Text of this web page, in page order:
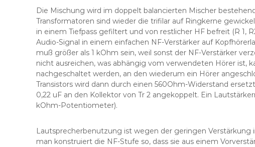
Die Mischung wird im doppelt balancierten Mischer
Transformatoren sind wieder die trifilar auf Ringkerne
in einem Tiefpass gefiltert und von restlicher HF befreit (R 1,
Audio-Signal in einem einfachen NF-Verstärker auf
muß größer als 1 kOhm sein, weil sonst der NF-Verstärker
nicht ausreichen, was abhängig vom verwendeten Hörer ist,
nachgeschaltet werden, an den wiederum ein Hörer
Transistors wird dann durch einen 560Ohm-Widerstand
0,22 uF an den Kollektor von Tr 2 angekoppelt. Ein
kOhm-Potentiometer).
Lautsprecherbenutzung ist wegen der geringen
man konstruiert die NF-Stufe so, dass sie aus einem